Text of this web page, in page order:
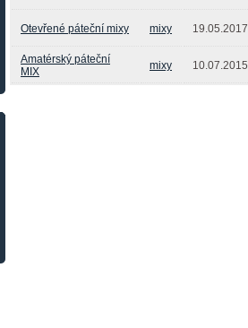
Otevřené páteční mixy mixy 19.05.2017
Amatérský páteční
MIX
mixy 10.07.2015